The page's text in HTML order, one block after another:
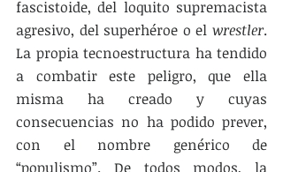
fascistoide, del loquito supremacista
agresivo, del superhéroe o el wrestler.
La propia tecnoestructura ha tendido
a combatir este peligro, que ella
misma ha creado y cuyas
consecuencias no ha podido prever,
con el nombre genérico de
“populismo”. De todos modos, la